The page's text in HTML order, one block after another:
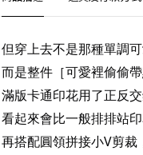
但穿上去不是那種單調
而是整件［可愛裡偷偷
滿版卡通印花用了正反
看起來會比一般排排站
再搭配圓領拼接小V剪裁